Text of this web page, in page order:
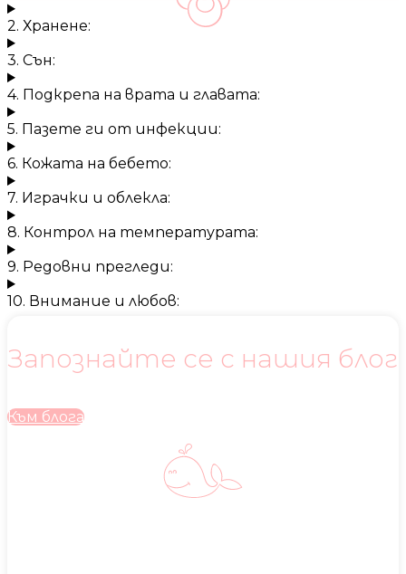
2. Хранене:
3. Сън:
4. Подкрепа на врата и главата:
5. Пазете ги от инфекции:
6. Кожата на бебето:
7. Играчки и облекла:
8. Контрол на температурата:
9. Редовни прегледи:
10. Внимание и любов:
Запознайте се с нашия блог
Към блога